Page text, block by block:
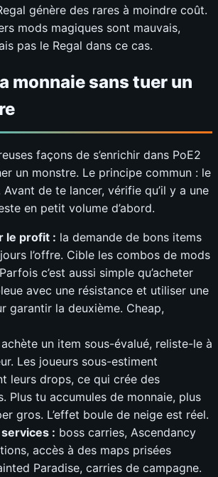
génère des rares à moindre coût.
mods magiques sont mauvais,
pas le Regal dans ce cas.
monnaie sans tuer un
façons de s’enrichir dans PoE2
un monstre. Le principe commun : le
de te lancer, vérifie qu’il y a une
en petit volume d’abord.
le profit : la demande de bons items
l’offre. Cible les combos de mods
c’est aussi simple qu’acheter
avec une résistance et utiliser une
garantir la deuxième. Cheap,
achète un item sous-évalué, reliste-le à
Les joueurs sous-estiment
leurs drops, ce qui crée des
Plus tu accumules de monnaie, plus
gros. L’effet boule de neige est réel.
: boss carries, Ascendancy
accès à des maps prisées
Paradise, carries de campagne.